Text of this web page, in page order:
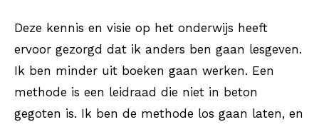
Deze kennis en visie op het onderwijs heeft
ervoor gezorgd dat ik anders ben gaan lesgeven.
Ik ben minder uit boeken gaan werken. Een
methode is een leidraad die niet in beton
gegoten is. Ik ben de methode los gaan laten, en